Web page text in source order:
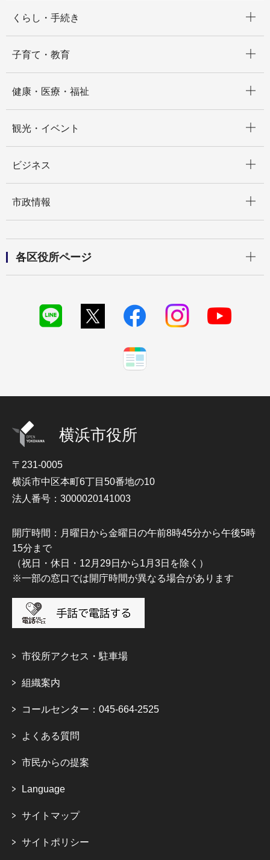
くらし・手続き
子育て・教育
健康・医療・福祉
観光・イベント
ビジネス
市政情報
各区役所ページ
横浜市役所
〒231-0005
横浜市中区本町6丁目50番地の10
法人番号：3000020141003
開庁時間：月曜日から金曜日の午前8時45分から午後5時
15分まで
（祝日・休日・12月29日から1月3日を除く）
※一部の窓口では開庁時間が異なる場合があります
市役所アクセス・駐車場
組織案内
コールセンター：045-664-2525
よくある質問
市民からの提案
Language
サイトマップ
サイトポリシー